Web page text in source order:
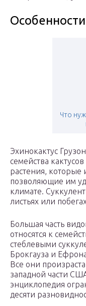
Особенности
Что
Эхинокактус
семейства
растения, которые
позволяющие им
климате.
листьях или
Большая часть
относятся к
стеблевыми
Брокгауза и
Все они
западной части
энциклопедия
десяти